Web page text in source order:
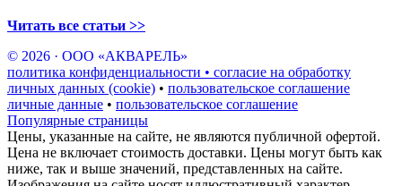
Читать все статьи >>
© 2026 · ООО «АКВАРЕЛЬ»
политика конфиденциальности • согласие на обработку
личных данных (cookie) • пользовательское соглашение
личные данные • пользовательское соглашение
Популярные страницы
Цены, указанные на сайте, не являются публичной офертой.
Цена не включает стоимость доставки. Цены могут быть как
ниже, так и выше значений, представленных на сайте.